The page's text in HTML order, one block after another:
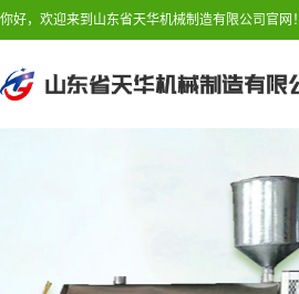
你好，欢迎来到山东省天华机械制造有限公司官网！